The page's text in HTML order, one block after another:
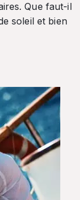
Que faut-il
soleil et bien